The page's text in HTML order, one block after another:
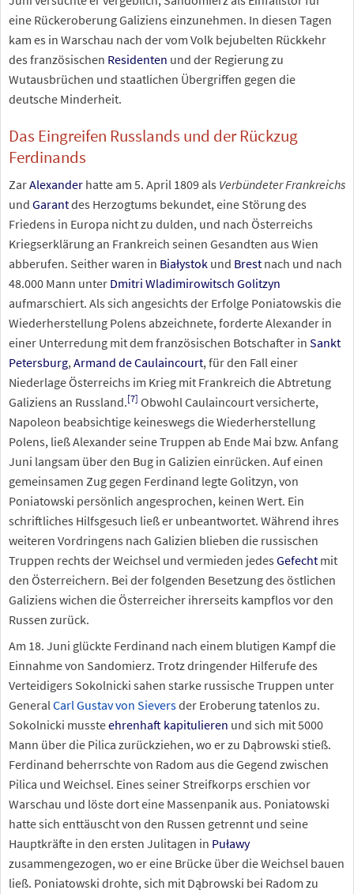
eine Rückeroberung Galiziens einzunehmen. In diesen Tagen
kam es in Warschau nach der vom Volk bejubelten Rückkehr
des französischen Residenten und der Regierung zu
Wutausbrüchen und staatlichen Übergriffen gegen die
deutsche Minderheit.
Das Eingreifen Russlands und der Rückzug
Ferdinands
ZarAlexander hatte am 5. April 1809 als Verbündeter Frankreichs
und Garantdes Herzogtums bekundet, eine Störung des
Friedens in Europa nicht zu dulden, und nach Österreichs
Kriegserklärung an Frankreich seinen Gesandten aus Wien
abberufen. Seither waren in Białystok und Brest nach und nach
48.000 Mann unter Dmitri Wladimirowitsch Golitzyn
aufmarschiert. Als sich angesichts der Erfolge Poniatowskis die
Wiederherstellung Polens abzeichnete, forderte Alexander in
einer Unterredung mit dem französischen Botschafter in Sankt
Petersburg,Armand de Caulaincourt, für den Fall einer
Niederlage Österreichs im Krieg mit Frankreich die Abtretung
Galiziens an Russland.[7] Obwohl Caulaincourt versicherte,
Napoleon beabsichtige keineswegs die Wiederherstellung
Polens, ließ Alexander seine Truppen ab Ende Mai bzw. Anfang
Juni langsam über den Bug in Galizien einrücken. Auf einen
gemeinsamen Zug gegen Ferdinand legte Golitzyn, von
Poniatowski persönlich angesprochen, keinen Wert. Ein
schriftliches Hilfsgesuch ließ er unbeantwortet. Während ihres
weiteren Vordringens nach Galizien blieben die russischen
Truppen rechts der Weichsel und vermieden jedes Gefecht mit
den Österreichern. Bei der folgenden Besetzung des östlichen
Galiziens wichen die Österreicher ihrerseits kampflos vor den
Russen zurück.
Am 18. Juni glückte Ferdinand nach einem blutigen Kampf die
Einnahme von Sandomierz. Trotz dringender Hilferufe des
Verteidigers Sokolnicki sahen starke russische Truppen unter
GeneralCarl Gustav von Sieversder Eroberung tatenlos zu.
Sokolnicki mussteehrenhaft kapitulieren und sich mit 5000
Mann über die Pilica zurückziehen, wo er zu Dąbrowski stieß.
Ferdinand beherrschte von Radom aus die Gegend zwischen
Pilica und Weichsel. Eines seiner Streifkorps erschien vor
Warschau und löste dort eine Massenpanik aus. Poniatowski
hatte sich enttäuscht von den Russen getrennt und seine
Hauptkräfte in den ersten Julitagen in Puławy
zusammengezogen, wo er eine Brücke über die Weichsel bauen
ließ. Poniatowski drohte, sich mit Dąbrowski bei Radom zu